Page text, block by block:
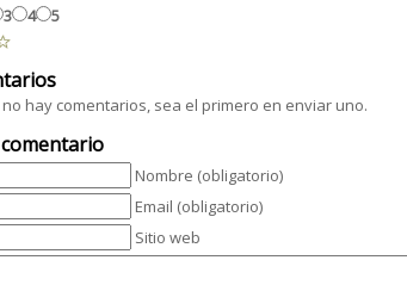
3 4 5
hay comentarios, sea el primero en enviar uno.
Nombre (obligatorio)
Email (obligatorio)
Sitio web